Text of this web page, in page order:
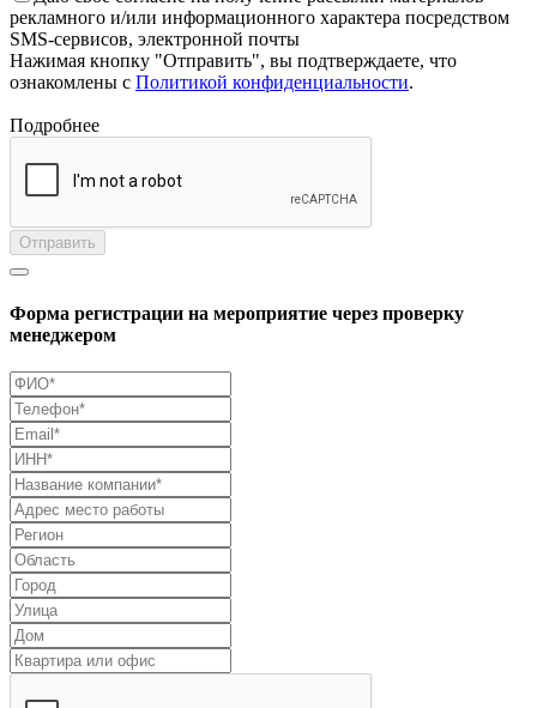
рекламного и/или информационного характера посредством
SMS-сервисов, электронной почты
Нажимая кнопку "Отправить", вы подтверждаете, что
ознакомлены с Политикой конфиденциальности.
Подробнее
Отправить
Форма регистрации на мероприятие через проверку
менеджером